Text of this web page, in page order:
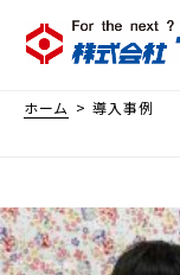
ホーム > 導入事例